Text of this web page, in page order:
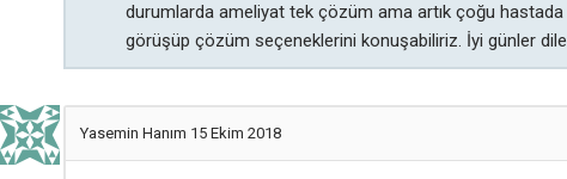
durumlarda ameliyat tek çözüm ama artık çoğu
görüşüp çözüm seçeneklerini konuşabiliriz. İyi günler
Yasemin Hanım 15 Ekim 2018